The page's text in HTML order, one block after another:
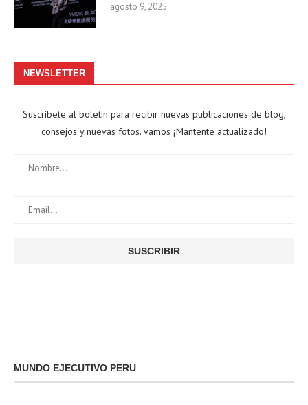
agosto 9, 2025
NEWSLETTER
Suscríbete al boletín para recibir nuevas publicaciones de blog,
consejos y nuevas fotos. vamos ¡Mantente actualizado!
MUNDO EJECUTIVO PERU